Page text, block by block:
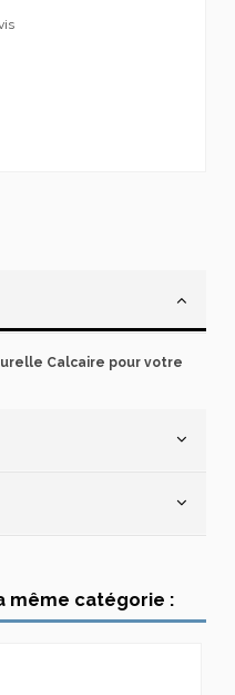
Calcaire pour votre
même catégorie :